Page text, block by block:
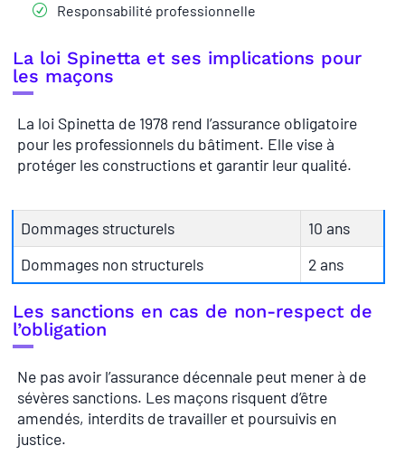
Responsabilité professionnelle
La loi Spinetta et ses implications pour
les maçons
La loi Spinetta de 1978 rend l’assurance obligatoire
pour les professionnels du bâtiment. Elle vise à
protéger les constructions et garantir leur qualité.
Dommages structurels
10 ans
Dommages non structurels
2 ans
Les sanctions en cas de non-respect de
l’obligation
Ne pas avoir l’assurance décennale peut mener à de
sévères sanctions. Les maçons risquent d’être
amendés, interdits de travailler et poursuivis en
justice.